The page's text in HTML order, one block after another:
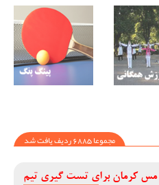
مجموعا 6885 ردیف یافت شد
مس کرمان برای تست گیری تیم